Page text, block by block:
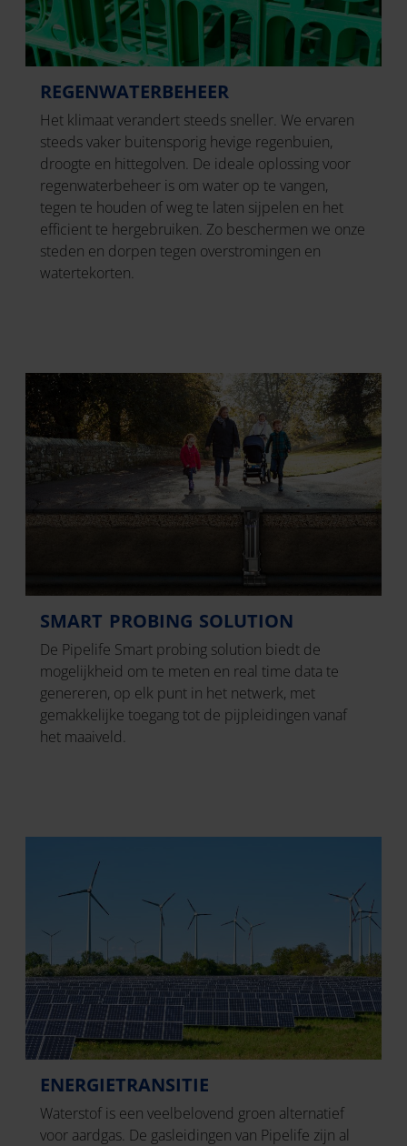
REGENWATERBEHEER
Het klimaat verandert steeds sneller. We ervaren
steeds vaker buitensporig hevige regenbuien,
droogte en hittegolven. De ideale oplossing voor
regenwaterbeheer is om water op te vangen,
tegen te houden of weg te laten sijpelen en het
efficient te hergebruiken. Zo beschermen we onze
steden en dorpen tegen overstromingen en
watertekorten.
SMART PROBING SOLUTION
De Pipelife Smart probing solution biedt de
mogelijkheid om te meten en real time data te
genereren, op elk punt in het netwerk, met
gemakkelijke toegang tot de pijpleidingen vanaf
het maaiveld.
ENERGIETRANSITIE
Waterstof is een veelbelovend groen alternatief
voor aardgas. De gasleidingen van Pipelife zijn al